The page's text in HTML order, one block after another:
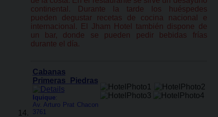
continental. Durante la tarde los huéspedes
pueden degustar recetas de cocina nacional e
internacional. El Jham Hotel también dispone de
un bar, donde se pueden pedir bebidas frías
durante el día.
Cabanas
Primeras Piedras
Iquique:
Av. Arturo Prat Chacon
3761